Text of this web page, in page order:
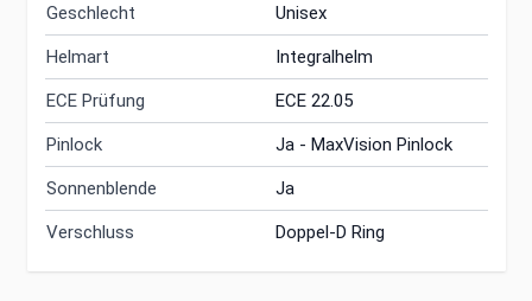
Geschlecht Unisex
Helmart Integralhelm
ECE Prüfung ECE 22.05
Pinlock Ja - MaxVision Pinlock
Sonnenblende Ja
Verschluss Doppel-D Ring